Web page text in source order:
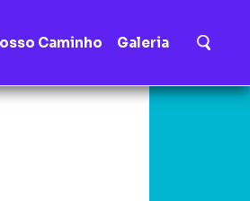
Caminho Galeria